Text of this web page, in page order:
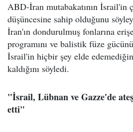
ABD-İran mutabakatının İsrail'in
düşüncesine sahip olduğunu
İran'ın dondurulmuş fonlarına
programını ve balistik füze
İsrail'in hiçbir şey elde
kaldığını söyledi.
"İsrail, Lübnan ve Gazze'de
etti"